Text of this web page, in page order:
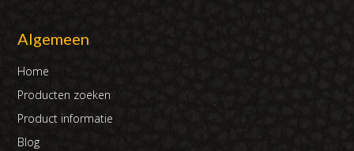
Algemeen
Home
Producten zoeken
Product informatie
Blog